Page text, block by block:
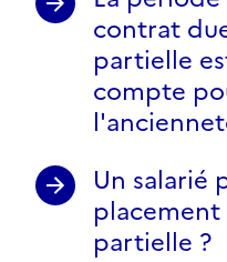
contrat
partielle
compte
Un salarié
partielle ?